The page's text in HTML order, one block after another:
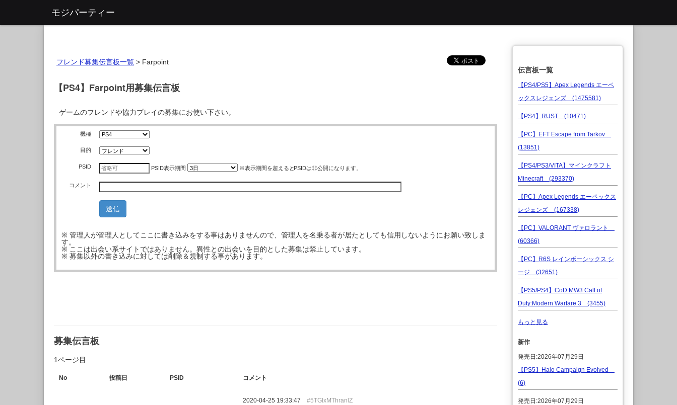
モジパーティー
フレンド募集伝言板一覧 > Farpoint
【PS4】Farpoint用募集伝言板
ゲームのフレンドや協力プレイの募集にお使い下さい。
機種
目的
PSID PSID表示期間 ※表示期間を超えるとPSIDは非公開になります。
コメント
※ 管理人が管理人としてここに書き込みをする事はありませんので、管理人を名乗る者が居たとしても信用しないようにお願い致しま
す。
※ ここは出会い系サイトではありません。異性との出会いを目的とした募集は禁止しています。
※ 募集以外の書き込みに対しては削除＆規制する事があります。
募集伝言板
1ページ目
No 投稿日 PSID コメント
2020-04-25 19:33:47 #5TGlxMThranlZ
伝言板一覧
【PS4/PS5】Apex Legends エーペ
ックスレジェンズ (1475581)
【PS4】RUST (10471)
【PC】EFT Escape from Tarkov
(13851)
【PS4/PS3/VITA】マインクラフト
Minecraft (293370)
【PC】Apex Legends エーペックス
レジェンズ (167338)
【PC】VALORANT ヴァロラント
(60366)
【PC】R6S レインボーシックス シ
ージ (32651)
【PS5/PS4】CoD:MW3 Call of
Duty:Modern Warfare 3 (3455)
もっと見る
新作
発売日:2026年07月29日
【PS5】Halo Campaign Evolved
(6)
発売日:2026年07月29日